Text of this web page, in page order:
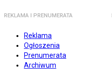
REKLAMA I PRENUMERATA
Reklama
Ogłoszenia
Prenumerata
Archiwum